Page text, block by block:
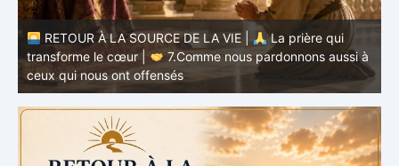
RETOUR À LA SOURCE DE LA VIE |
La prière qui
transforme le cœur |
6.Et pardonne-nous nos offenses